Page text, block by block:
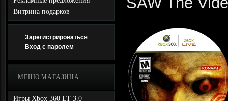
Витрина подарков
Зарегистрироваться
Вход с паролем
МЕНЮ МАГАЗИНА
Игры Xbox 360 LT 3.0